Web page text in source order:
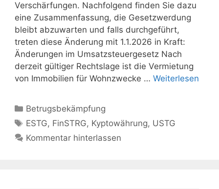
Verschärfungen. Nachfolgend finden Sie dazu
eine Zusammenfassung, die Gesetzwerdung
bleibt abzuwarten und falls durchgeführt,
treten diese Änderung mit 1.1.2026 in Kraft:
Änderungen im Umsatzsteuergesetz Nach
derzeit gültiger Rechtslage ist die Vermietung
von Immobilien für Wohnzwecke … Weiterlesen
Kategorien
Betrugsbekämpfung
Schlagwörter
ESTG, FinSTRG, Kyptowährung, USTG
Kommentar hinterlassen